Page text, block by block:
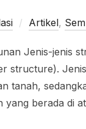
Artikel,
Jenis-jenis
structure).
tanah,
yang berada di